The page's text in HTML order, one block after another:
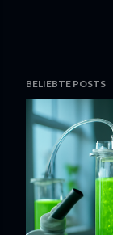
BELIEBTE POSTS